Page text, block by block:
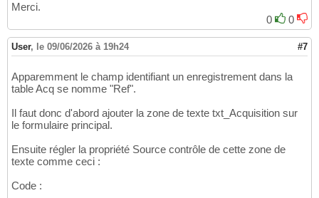
Merci.
0
0
User, le 09/06/2026 à 19h24 #7
Apparemment le champ identifiant un enregistrement dans la
table Acq se nomme "Ref".
Il faut donc d'abord ajouter la zone de texte txt_Acquisition sur
le formulaire principal.
Ensuite régler la propriété Source contrôle de cette zone de
texte comme ceci :
Code :